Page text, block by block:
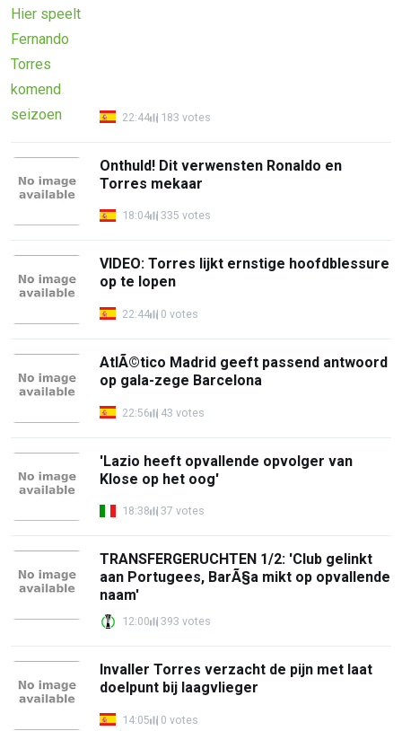
22:44 183 votes
Onthuld! Dit verwensten Ronaldo en
Torres mekaar
18:04 335 votes
VIDEO: Torres lijkt ernstige hoofdblessure
op te lopen
22:44 0 votes
AtlÃ©tico Madrid geeft passend antwoord
op gala-zege Barcelona
22:56 43 votes
'Lazio heeft opvallende opvolger van
Klose op het oog'
18:38 37 votes
TRANSFERGERUCHTEN 1/2: 'Club gelinkt
aan Portugees, BarÃ§a mikt op opvallende
naam'
12:00 393 votes
Invaller Torres verzacht de pijn met laat
doelpunt bij laagvlieger
14:05 0 votes